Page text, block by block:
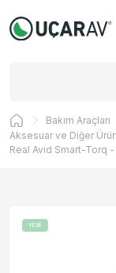
Bakım Araçları
Aksesuar ve Diğer
Real Avid Smart-Torq -
YENİ